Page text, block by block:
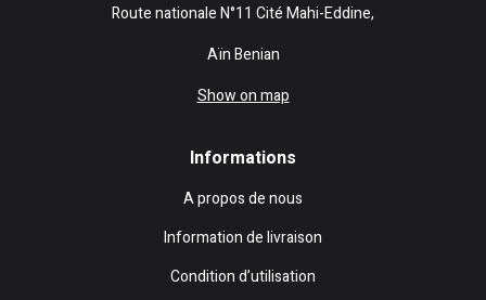
Route nationale N°11 Cité Mahi-Eddine,
Aïn Benian
Show on map
Informations
A propos de nous
Information de livraison
Condition d’utilisation